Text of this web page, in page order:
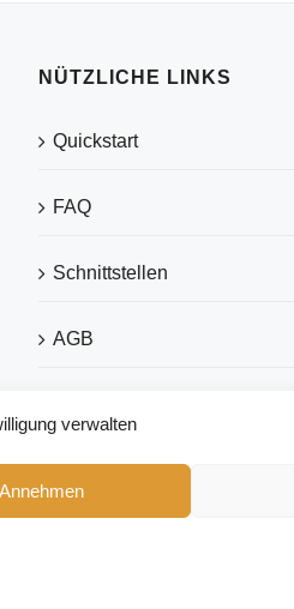
verwalten
Annehmen
NÜTZLICHE LINKS
Quickstart
FAQ
Schnittstellen
AGB
Impressum